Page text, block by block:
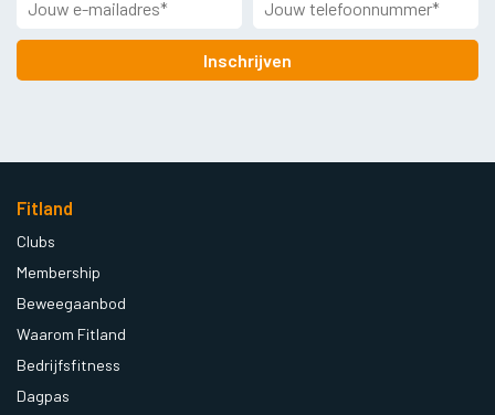
Inschrijven
Fitland
Clubs
Membership
Beweegaanbod
Waarom Fitland
Bedrijfsfitness
Dagpas